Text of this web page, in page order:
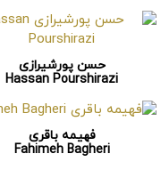
حسن پورشیرازی
Hassan Pourshirazi
فهیمه باقری
Fahimeh Bagheri